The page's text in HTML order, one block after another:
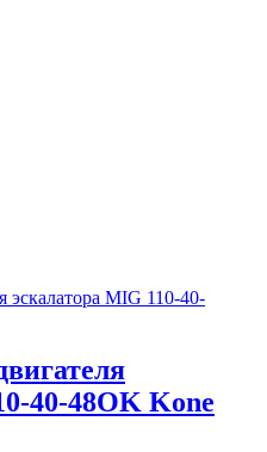
40-48OK Kone